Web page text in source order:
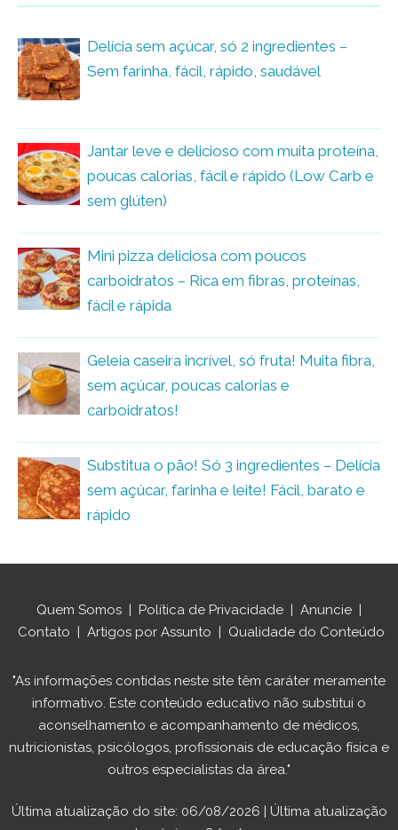
Delícia sem açúcar, só 2 ingredientes –
Sem farinha, fácil, rápido, saudável
Jantar leve e delicioso com muita proteína,
poucas calorias, fácil e rápido (Low Carb e
sem glúten)
Mini pizza deliciosa com poucos
carboidratos – Rica em fibras, proteínas,
fácil e rápida
Geleia caseira incrível, só fruta! Muita fibra,
sem açúcar, poucas calorias e
carboidratos!
Substitua o pão! Só 3 ingredientes – Delícia
sem açúcar, farinha e leite! Fácil, barato e
rápido
Quem Somos | Política de Privacidade | Anuncie |
Contato | Artigos por Assunto | Qualidade do Conteúdo
"As informações contidas neste site têm caráter meramente
informativo. Este conteúdo educativo não substitui o
aconselhamento e acompanhamento de médicos,
nutricionistas, psicólogos, profissionais de educação física e
outros especialistas da área."
Última atualização do site: 06/08/2026 | Última atualização